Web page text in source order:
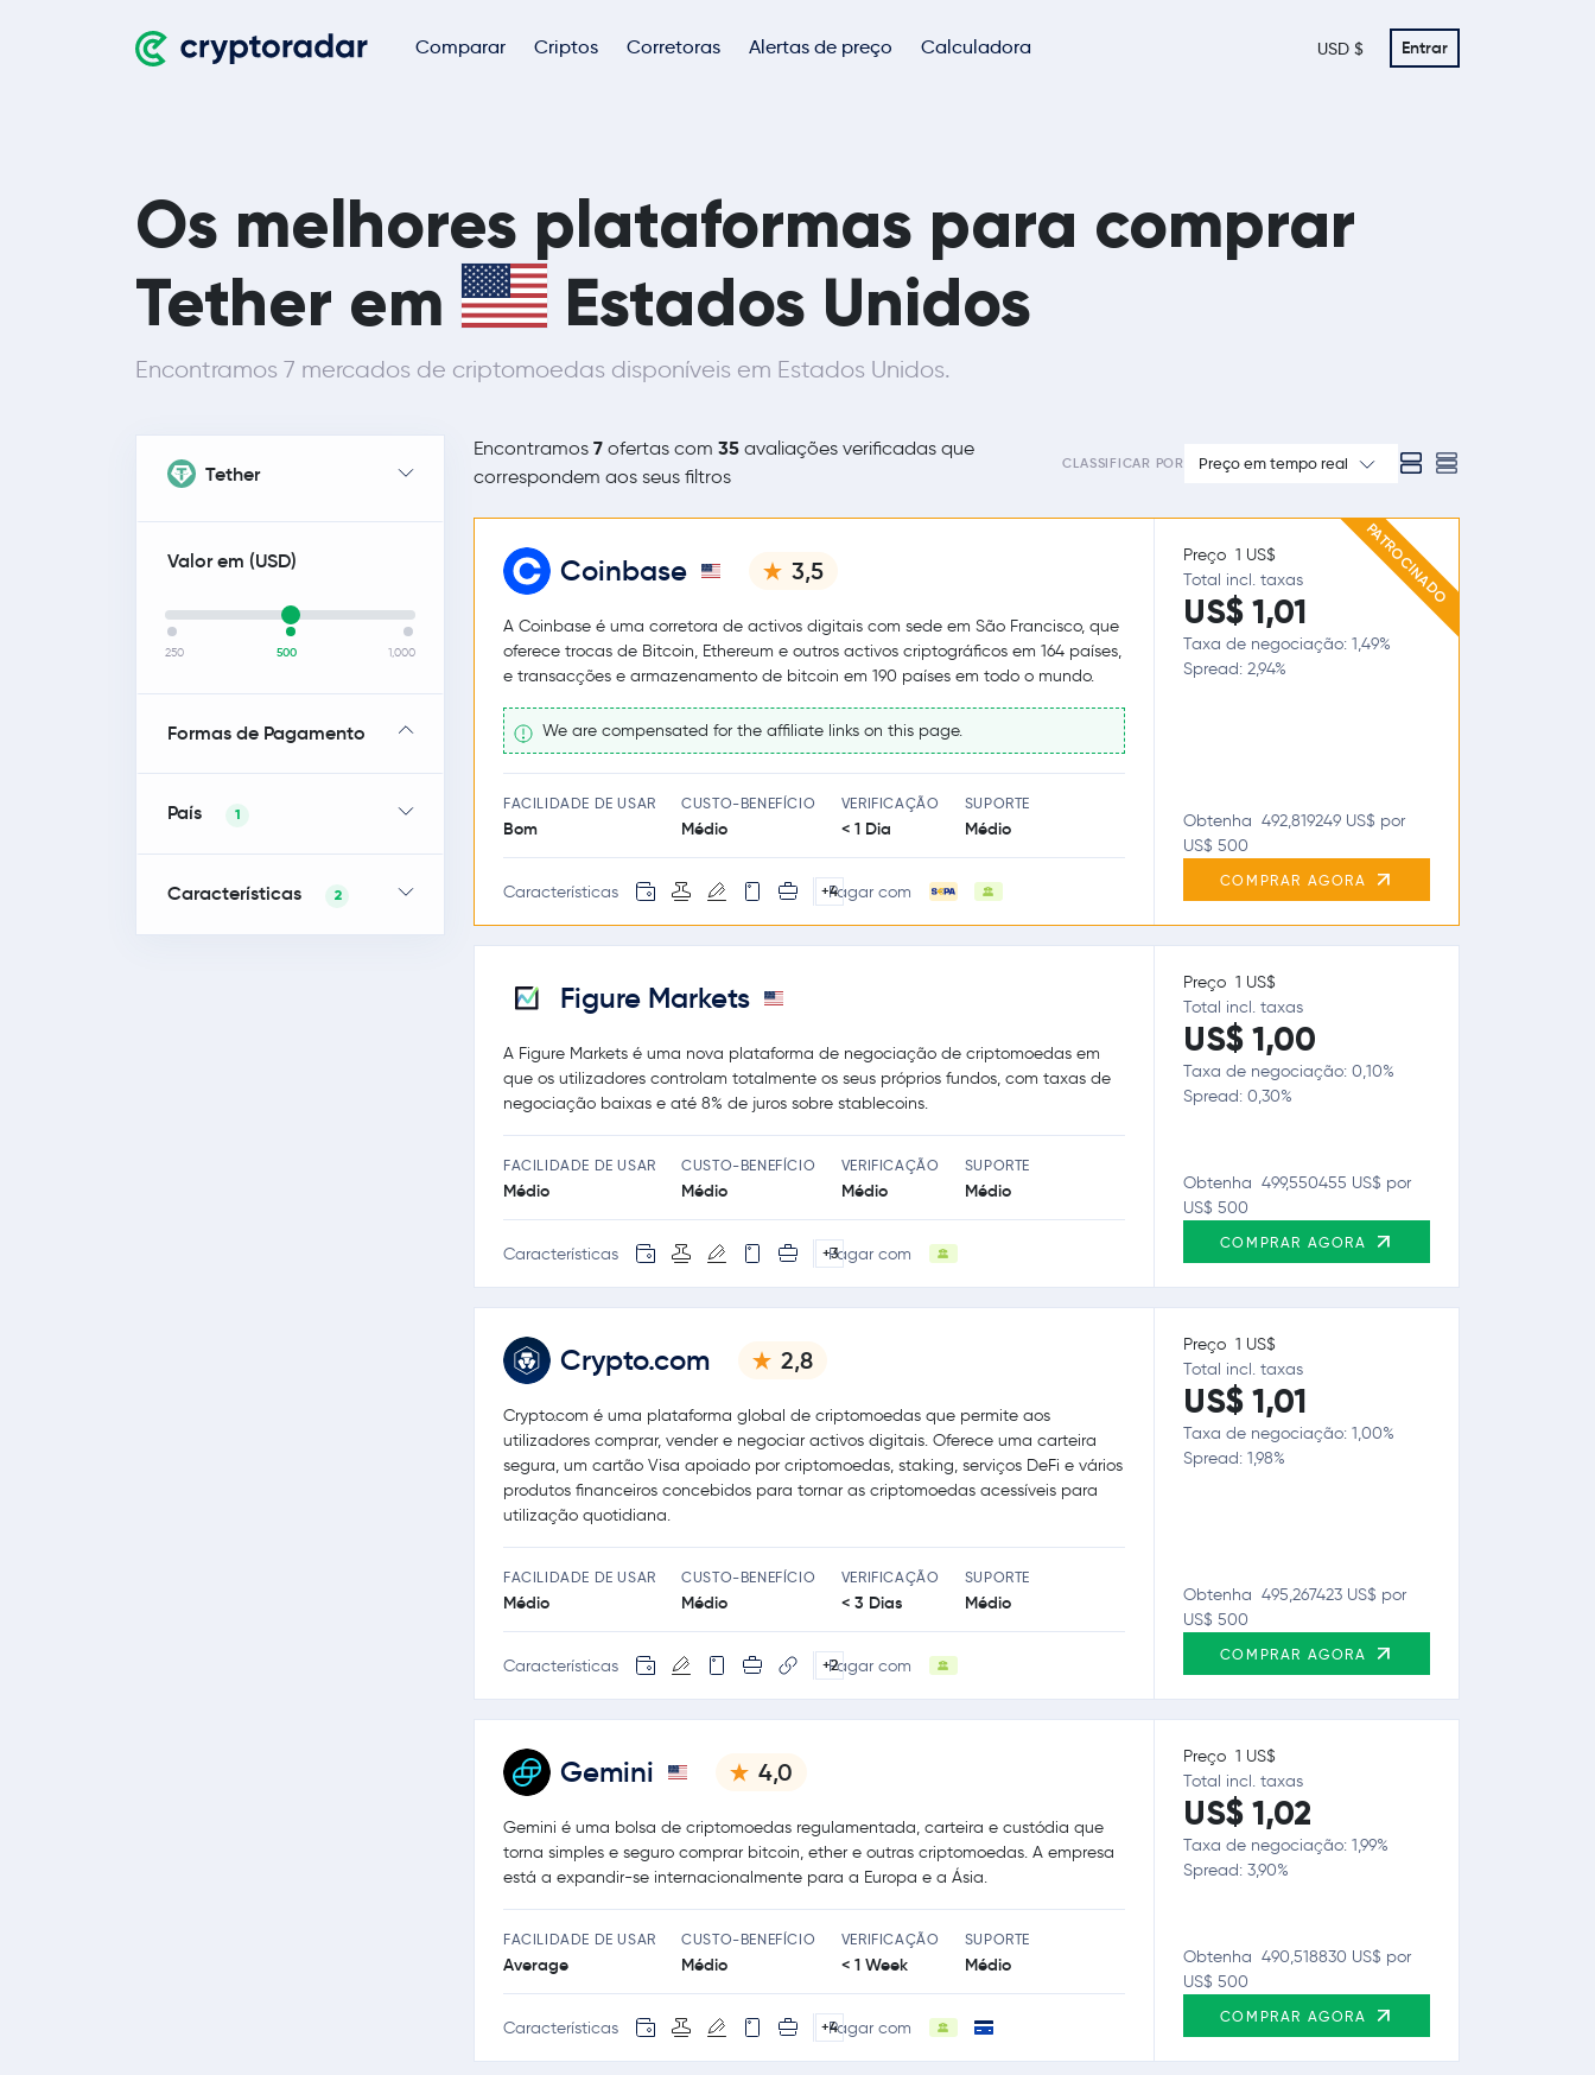
Comparar Criptos Corretoras Alertas de preço Calculadora USD $ Entrar
Os melhores plataformas para comprar
Tether em
Estados Unidos
Encontramos 7 mercados de criptomoedas disponíveis em Estados Unidos.
Tether
Valor em (USD)
250 500 1,000
Formas de Pagamento
País 1
Características 2
Encontramos 7 ofertas com 35 avaliações verificadas que
correspondem aos seus filtros
CLASSIFICAR POR Preço em tempo real
PATROCINADO
Coinbase 3,5
A Coinbase é uma corretora de activos digitais com sede em São Francisco, que
oferece trocas de Bitcoin, Ethereum e outros activos criptográficos em 164 países,
e transacções e armazenamento de bitcoin em 190 países em todo o mundo.
We are compensated for the affiliate links on this page.
FACILIDADE DE USAR
Bom
CUSTO-BENEFÍCIO
Médio
VERIFICAÇÃO
< 1 Dia
SUPORTE
Médio
Características +4Pagar com
Preço 1 US$
Total incl. taxas
US$ 1,01
Taxa de negociação: 1,49%
Spread: 2,94%
Obtenha 492,819249 US$ por
US$ 500
COMPRAR AGORA
Figure Markets
A Figure Markets é uma nova plataforma de negociação de criptomoedas em
que os utilizadores controlam totalmente os seus próprios fundos, com taxas de
negociação baixas e até 8% de juros sobre stablecoins.
FACILIDADE DE USAR
Médio
CUSTO-BENEFÍCIO
Médio
VERIFICAÇÃO
Médio
SUPORTE
Médio
Características +3Pagar com
Preço 1 US$
Total incl. taxas
US$ 1,00
Taxa de negociação: 0,10%
Spread: 0,30%
Obtenha 499,550455 US$ por
US$ 500
COMPRAR AGORA
Crypto.com 2,8
Crypto.com é uma plataforma global de criptomoedas que permite aos
utilizadores comprar, vender e negociar activos digitais. Oferece uma carteira
segura, um cartão Visa apoiado por criptomoedas, staking, serviços DeFi e vários
produtos financeiros concebidos para tornar as criptomoedas acessíveis para
utilização quotidiana.
FACILIDADE DE USAR
Médio
CUSTO-BENEFÍCIO
Médio
VERIFICAÇÃO
< 3 Dias
SUPORTE
Médio
Características +2Pagar com
Preço 1 US$
Total incl. taxas
US$ 1,01
Taxa de negociação: 1,00%
Spread: 1,98%
Obtenha 495,267423 US$ por
US$ 500
COMPRAR AGORA
Gemini 4,0
Gemini é uma bolsa de criptomoedas regulamentada, carteira e custódia que
torna simples e seguro comprar bitcoin, ether e outras criptomoedas. A empresa
está a expandir-se internacionalmente para a Europa e a Ásia.
FACILIDADE DE USAR
Average
CUSTO-BENEFÍCIO
Médio
VERIFICAÇÃO
< 1 Week
SUPORTE
Médio
Características +4Pagar com
Preço 1 US$
Total incl. taxas
US$ 1,02
Taxa de negociação: 1,99%
Spread: 3,90%
Obtenha 490,518830 US$ por
US$ 500
COMPRAR AGORA